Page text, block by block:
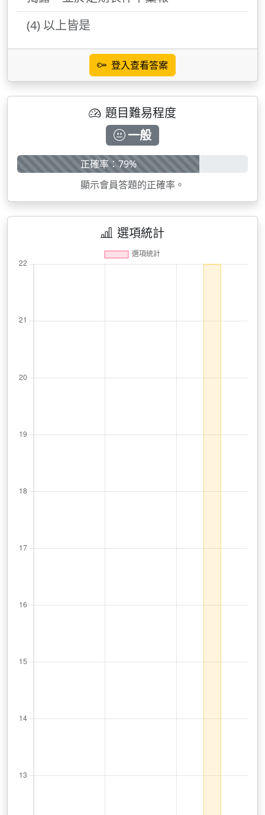
(4) 以上皆是
登入查看答案
題目難易程度
一般
正確率：79%
顯示會員答題的正確率。
選項統計